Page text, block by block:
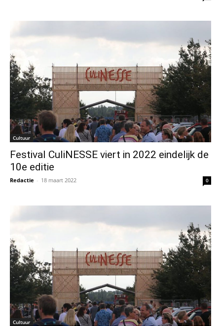
Cultuur
Festival CuliNESSE viert in 2022 eindelijk de
10e editie
Redactie - 18 maart 2022 0
Cultuur